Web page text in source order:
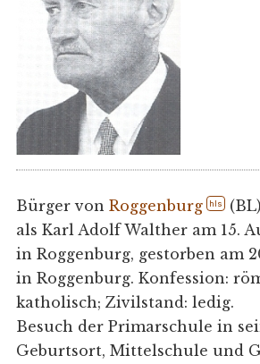
Bürger von Roggenburg hls
als Karl Adolf Walther am 15.
in Roggenburg, gestorben am
in Roggenburg. Konfession:
katholisch; Zivilstand: ledig.
Besuch der Primarschule in
Geburtsort, Mittelschule und